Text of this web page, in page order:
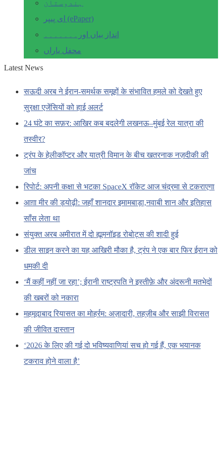
ہندوستان
ای پیپر (ePaper)
انداز بیاں اور۔۔۔۔۔۔۔
محفل یاراں
Latest News
सऊदी अरब ने ईरान-समर्थक समूहों के संभावित हमले को देखते हुए
सुरक्षा एजेंसियों को हाई अलर्ट
24 घंटे का सफ़र: आखिर कब बदलेगी लखनऊ–मुंबई रेल यात्रा की
तस्वीर?
ट्रंप के हेलीकॉप्टर और यात्री विमान के बीच खतरनाक नज़दीकी की
जांच
रिपोर्ट: अपनी कक्षा से भटका SpaceX रॉकेट आज चंद्रमा से टकराएगा
आग़ा मीर की ड्योढ़ी: जहाँ शानदार इमामबाड़ा,नवाबी शान और इतिहास
साँस लेता था
संयुक्त अरब अमीरात में दो ह्यूमनॉइड रोबोट्स की शादी हुई
डील साइन करने का यह आखिरी मौका है, ट्रंप ने एक बार फिर ईरान को
धमकी दी
‘मैं कहीं नहीं जा रहा’; ईरानी राष्ट्रपति ने इस्तीफ़े और अंदरूनी मतभेदों
की खबरों को नकारा
महमूदाबाद रियासत का मोहर्रम: अज़ादारी, तहज़ीब और साझी विरासत
की जीवित दास्तान
‘2026 के लिए की गई दो भविष्यवाणियां सच हो गई हैं, एक भयानक
टकराव होने वाला है’